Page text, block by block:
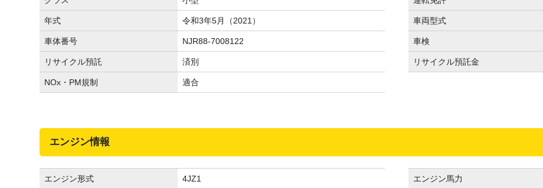
年式 令和3年5月（2021） 車両型式
車体番号 NJR88-7008122 車検
リサイクル預託 済別 リサイクル預託金
NOx・PM規制 適合
エンジン情報
エンジン形式 4JZ1 エンジン馬力